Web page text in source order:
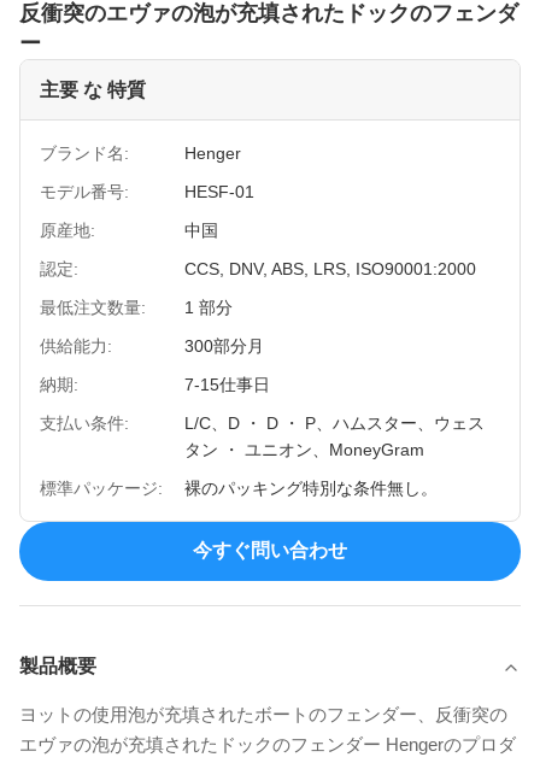
反衝突のエヴァの泡が充填されたドックのフェンダ
ー
主要 な 特質
ブランド名:
Henger
モデル番号:
HESF-01
原産地:
中国
認定:
CCS, DNV, ABS, LRS, ISO90001:2000
最低注文数量:
1 部分
供給能力:
300部分月
納期:
7-15仕事日
支払い条件:
L/C、D ・ D ・ P、ハムスター、ウェス
タン ・ ユニオン、MoneyGram
標準パッケージ:
裸のパッキング特別な条件無し。
今すぐ問い合わせ
製品概要
ヨットの使用泡が充填されたボートのフェンダー、反衝突の
エヴァの泡が充填されたドックのフェンダー Hengerのプロダ